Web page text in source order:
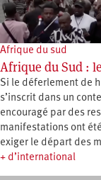
Afrique du sud
Afrique du Sud :
Si le déferlement de
s’inscrit dans un
encouragé par des
manifestations ont
exiger le départ des
+ d’international